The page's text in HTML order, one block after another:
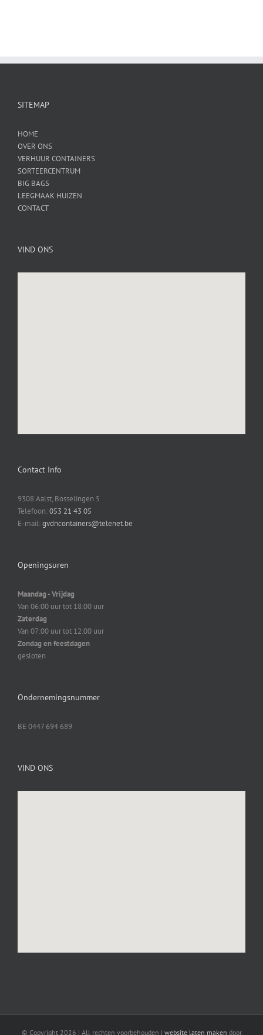
SITEMAP
HOME
OVER ONS
VERHUUR CONTAINERS
SORTEERCENTRUM
BIG BAGS
LEEGMAAK HUIZEN
CONTACT
VIND ONS
Contact Info
9308 Aalst, Bosselingen 5
Telefoon:053 21 43 05
E-mail:gvdncontainers@telenet.be
Openingsuren
Maandag - Vrijdag
Van 06:00 uur tot 18:00 uur
Zaterdag
Van 07:00 uur tot 12:00 uur
Zondag en feestdagen
gesloten
Ondernemingsnummer
BE 0447 694 689
VIND ONS
© Copyright 2026 | All rechten voorbehouden | website laten maken door